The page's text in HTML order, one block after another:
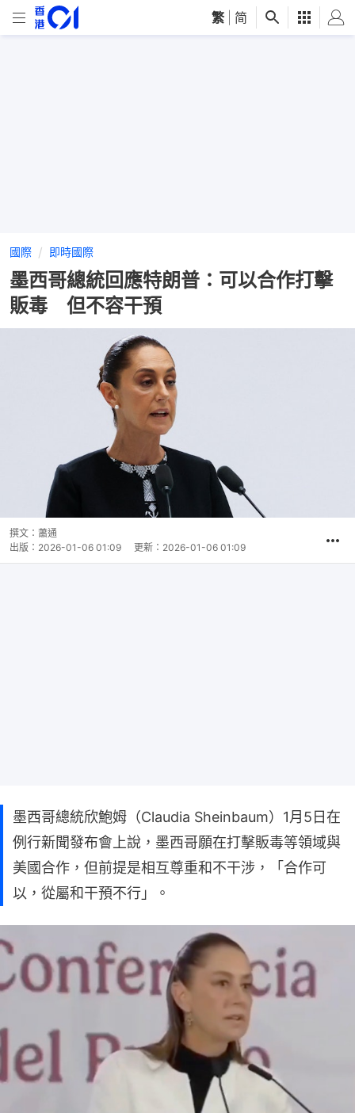
繁 简
國際 即時國際
墨西哥總統回應特朗普：可以合作打擊
販毒 但不容干預
撰文： 蕭通
出版： 2026-01-06 01:09 更新： 2026-01-06 01:09
墨西哥總統欣鮑姆（Claudia Sheinbaum）1月5日在
例行新聞發布會上說，墨西哥願在打擊販毒等領域與
美國合作，但前提是相互尊重和不干涉，「合作可
以，從屬和干預不行」。